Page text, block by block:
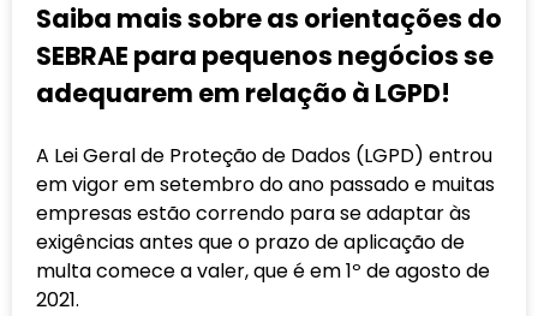
Saiba mais sobre as orientações do
SEBRAE para pequenos negócios se
adequarem em relação à LGPD!
A Lei Geral de Proteção de Dados (LGPD) entrou
em vigor em setembro do ano passado e muitas
empresas estão correndo para se adaptar às
exigências antes que o prazo de aplicação de
multa comece a valer, que é em 1º de agosto de
2021.